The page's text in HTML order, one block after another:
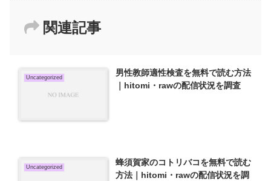
関連記事
Uncategorized
男性教師適性検査を無料で読む方法
｜hitomi・rawの配信状況を調査
Uncategorized
蜂須賀家のコトリバコを無料で読む
方法｜hitomi・rawの配信状況を調